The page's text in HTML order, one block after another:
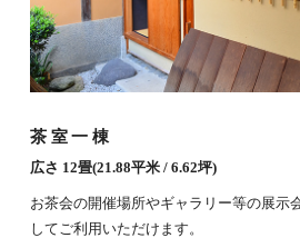
茶室一棟
広さ 12畳(21.88平米 / 6.62坪)
お茶会の開催場所やギャラリー等の展示
してご利用いただけます。